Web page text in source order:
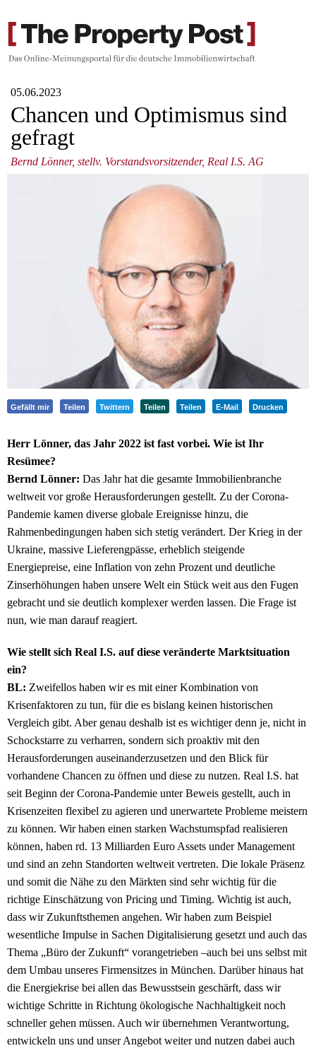
05.06.2023
Chancen und Optimismus sind
gefragt
Bernd Lönner, stellv. Vorstandsvorsitzender, Real I.S. AG
Gefällt mir Teilen Twittern Teilen Teilen E-Mail Drucken
Herr Lönner, das Jahr 2022 ist fast vorbei. Wie ist Ihr
Resümee?
Bernd Lönner: Das Jahr hat die gesamte Immobilienbranche
weltweit vor große Herausforderungen gestellt. Zu der Corona-
Pandemie kamen diverse globale Ereignisse hinzu, die
Rahmenbedingungen haben sich stetig verändert. Der Krieg in der
Ukraine, massive Lieferengpässe, erheblich steigende
Energiepreise, eine Inflation von zehn Prozent und deutliche
Zinserhöhungen haben unsere Welt ein Stück weit aus den Fugen
gebracht und sie deutlich komplexer werden lassen. Die Frage ist
nun, wie man darauf reagiert.
Wie stellt sich Real I.S. auf diese veränderte Marktsituation
ein?
BL: Zweifellos haben wir es mit einer Kombination von
Krisenfaktoren zu tun, für die es bislang keinen historischen
Vergleich gibt. Aber genau deshalb ist es wichtiger denn je, nicht in
Schockstarre zu verharren, sondern sich proaktiv mit den
Herausforderungen auseinanderzusetzen und den Blick für
vorhandene Chancen zu öffnen und diese zu nutzen. Real I.S. hat
seit Beginn der Corona-Pandemie unter Beweis gestellt, auch in
Krisenzeiten flexibel zu agieren und unerwartete Probleme meistern
zu können. Wir haben einen starken Wachstumspfad realisieren
können, haben rd. 13 Milliarden Euro Assets under Management
und sind an zehn Standorten weltweit vertreten. Die lokale Präsenz
und somit die Nähe zu den Märkten sind sehr wichtig für die
richtige Einschätzung von Pricing und Timing. Wichtig ist auch,
dass wir Zukunftsthemen angehen. Wir haben zum Beispiel
wesentliche Impulse in Sachen Digitalisierung gesetzt und auch das
Thema „Büro der Zukunft“ vorangetrieben –auch bei uns selbst mit
dem Umbau unseres Firmensitzes in München. Darüber hinaus hat
die Energiekrise bei allen das Bewusstsein geschärft, dass wir
wichtige Schritte in Richtung ökologische Nachhaltigkeit noch
schneller gehen müssen. Auch wir übernehmen Verantwortung,
entwickeln uns und unser Angebot weiter und nutzen dabei auch